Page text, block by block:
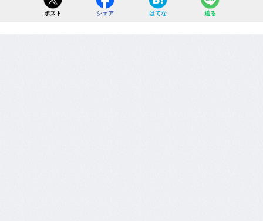
ポスト シェア はてな 送る